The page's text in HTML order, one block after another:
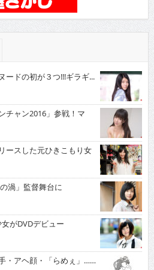
ドの初が３つ!!!ギラギ...